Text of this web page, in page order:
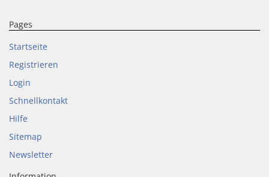
Pages
Startseite
Registrieren
Login
Schnellkontakt
Hilfe
Sitemap
Newsletter